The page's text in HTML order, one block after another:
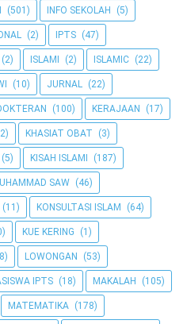
(501) INFO SEKOLAH (5)
(2) IPTS (47)
(2) ISLAMI (2) ISLAMIC (22)
(10) JURNAL (22)
(100) KERAJAAN (17)
KHASIAT OBAT (3)
(5) KISAH ISLAMI (187)
SAW (46)
(11) KONSULTASI ISLAM (64)
KUE KERING (1)
LOWONGAN (53)
IPTS (18) MAKALAH (105)
MATEMATIKA (178)